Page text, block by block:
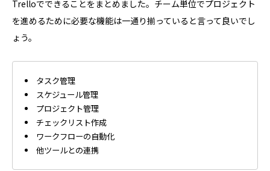
Trelloでできることをまとめました。チーム単位でプロジェクト
を進めるために必要な機能は一通り揃っていると言って良いでし
ょう。
タスク管理
スケジュール管理
プロジェクト管理
チェックリスト作成
ワークフローの自動化
他ツールとの連携